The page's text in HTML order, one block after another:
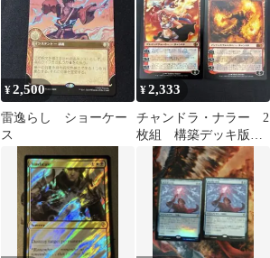
¥2,500
雷逸らし ショーケー
ス
¥2,333
チャンドラ・ナラー 2
枚組 構築デッキ版
foil